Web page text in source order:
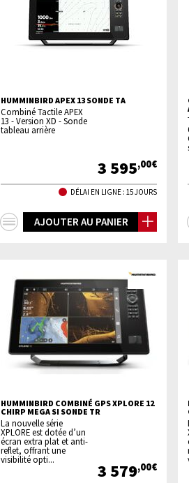
HUMMINBIRD APEX 13 SONDE TA
Combiné Tactile APEX
13 - Version XD - Sonde
tableau arrière
3 595,00€
DÉLAI EN LIGNE : 15 JOURS
AJOUTER AU PANIER
HUMMINBIRD COMBINÉ GPS XPLORE 12
CHIRP MEGA SI SONDE TR
La nouvelle série
XPLORE est dotée d’un
écran extra plat et anti-
reflet, offrant une
visibilité opti...
3 579,00€